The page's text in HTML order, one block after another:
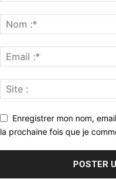
Enregistrer mon nom,
la prochaine fois que je